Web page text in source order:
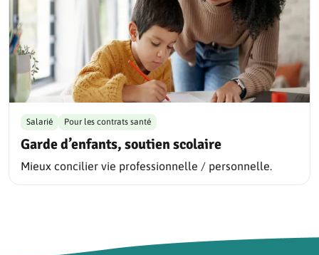
Garde d’enfants, soutien scolaire
Salarié Pour les contrats santé
Mieux concilier vie professionnelle / personnelle.